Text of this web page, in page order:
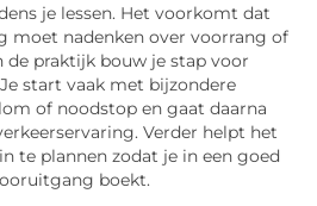
je lessen. Het voorkomt dat
moet nadenken over voorrang of
de praktijk bouw je stap voor
start vaak met bijzondere
of noodstop en gaat daarna
Verder helpt het
te plannen zodat je in een goed
boekt.